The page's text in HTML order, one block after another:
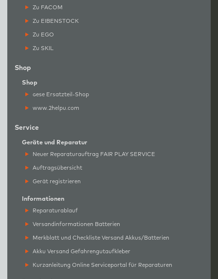
Zu FACOM
Zu EIBENSTOCK
Zu EGO
Zu SKIL
Shop
Shop
gese Ersatzteil-Shop
www.2helpu.com
Service
Geräte und Reparatur
Neuer Reparaturauftrag FAIR PLAY SERVICE
Auftragsübersicht
Gerät registrieren
Informationen
Reparaturablauf
Versandinformationen Batterien
Merkblatt und Checkliste Versand Akkus/Batterien
Akku Versand Gefahrengutaufkleber
Kurzanleitung Online Serviceportal für Reparaturen